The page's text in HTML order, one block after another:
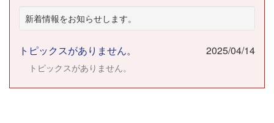
新着情報をお知らせします。
トピックスがありません。 2025/04/14
トピックスがありません。